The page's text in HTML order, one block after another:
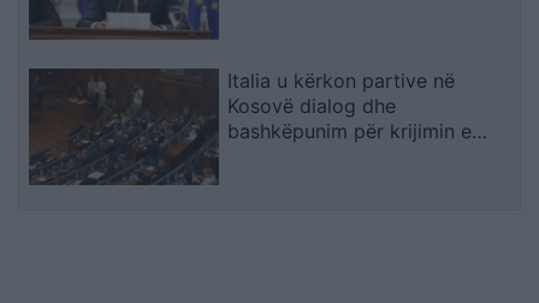
Italia u kërkon partive në
Kosovë dialog dhe
bashkëpunim për krijimin e